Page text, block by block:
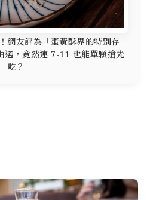
友評為「蛋黃酥界的特別存
選，竟然連 7-11 也能單顆搶先
吃？